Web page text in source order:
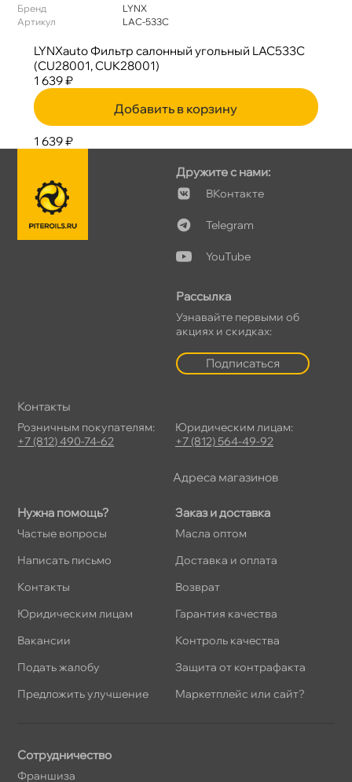
Бренд
LYNX
Артикул
LAC-533C
LYNXauto Фильтр салонный угольный LAC533C
(CU28001, CUK28001)
1 639 ₽
Добавить в корзину
1 639 ₽
Нужна помощь?
Частые вопросы
Написать письмо
Контакты
Юридическим лицам
акансии
Подать жалобу
Предложить улучшение
Заказ и доставка
Масла оптом
Доставка и оплата
озврат
Гарантия качества
Контроль качества
Защита от контрафакта
Маркетплейс или сайт?
Дружите с нами:
Контакте
Telegram
YouTube
Рассылка
Узнавайте первыми о
акциях и скидках:
Подписаться
Сотрудничество
Франшиза
Контакты
Розничным покупателям:
+7 (812) 490-74-62
Юридическим лицам:
+7 (812) 564-49-92
Адреса магазино